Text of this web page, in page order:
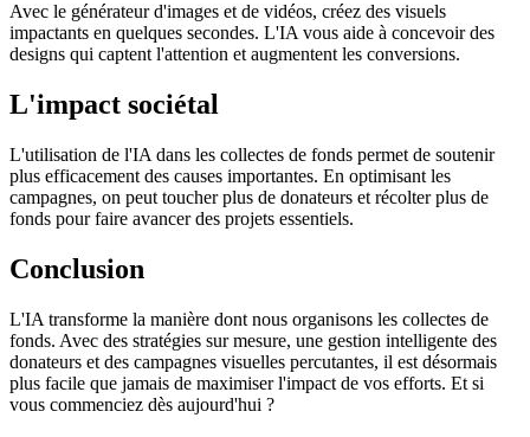
Avec le générateur d'images et de vidéos, créez des visuels
impactants en quelques secondes. L'IA vous aide à concevoir des
designs qui captent l'attention et augmentent les conversions.
L'impact sociétal
L'utilisation de l'IA dans les collectes de fonds permet de soutenir
plus efficacement des causes importantes. En optimisant les
campagnes, on peut toucher plus de donateurs et récolter plus de
fonds pour faire avancer des projets essentiels.
Conclusion
L'IA transforme la manière dont nous organisons les collectes de
fonds. Avec des stratégies sur mesure, une gestion intelligente des
donateurs et des campagnes visuelles percutantes, il est désormais
plus facile que jamais de maximiser l'impact de vos efforts. Et si
vous commenciez dès aujourd'hui ?